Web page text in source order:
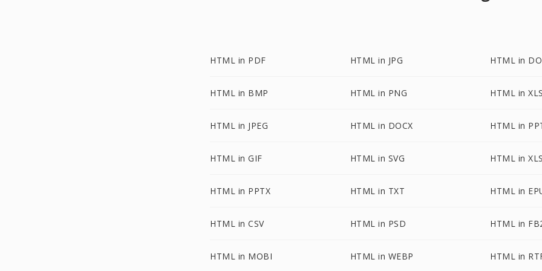
HTML in PDF HTML in JPG HTML in
HTML in BMP HTML in PNG HTML in XLS
HTML in JPEG HTML in DOCX HTML in
HTML in GIF HTML in SVG HTML in
HTML in PPTX HTML in TXT HTML in
HTML in CSV HTML in PSD HTML in
HTML in MOBI HTML in WEBP HTML in